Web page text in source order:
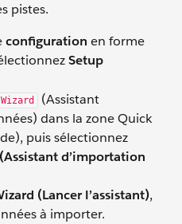
pistes.
configuration en forme
Setup
(Assistant
dans la zone Quick
puis sélectionnez
d’importation
(Lancer l’assistant),
à importer.